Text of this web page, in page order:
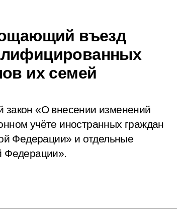
въезд
их семей
«О внесении изменений
учёте иностранных граждан
Федерации» и отдельные
Федерации».